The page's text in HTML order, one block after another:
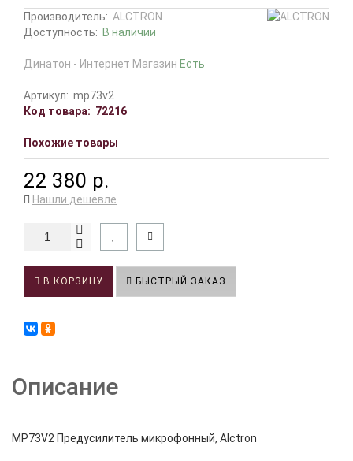
Производитель: ALCTRON
Доступность: В наличии
Динатон - Интернет Магазин Есть
Артикул: mp73v2
Код товара: 72216
Похожие товары
22 380 р.
Нашли дешевле
В КОРЗИНУ БЫСТРЫЙ ЗАКАЗ
Описание
MP73V2 Предусилитель микрофонный, Alctron